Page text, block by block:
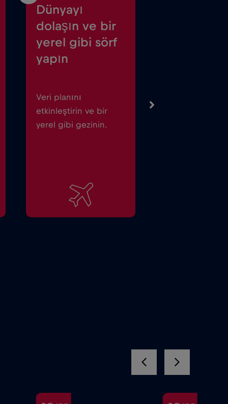
Dünyayı
dolaşın ve bir
yerel gibi sörf
yapın
Veri planını
etkinleştirin ve bir
yerel gibi gezinin.